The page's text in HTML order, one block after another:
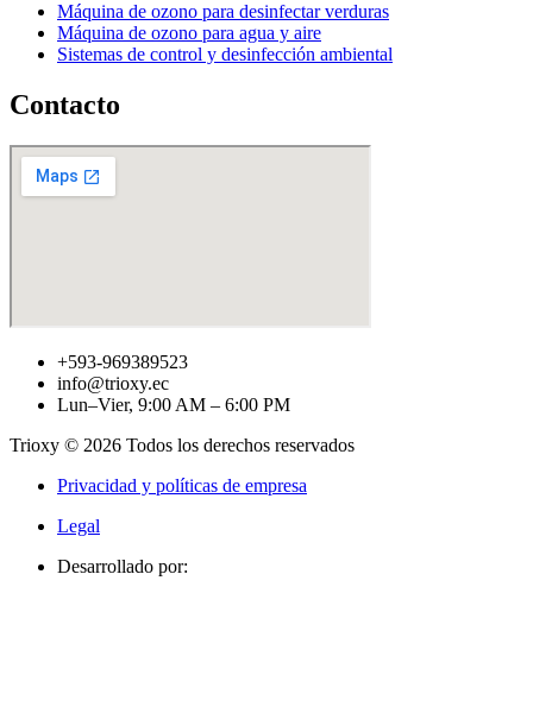
Máquina de ozono para desinfectar verduras
Máquina de ozono para agua y aire
Sistemas de control y desinfección ambiental
Contacto
+593-969389523
info@trioxy.ec
Lun–Vier, 9:00 AM – 6:00 PM
Trioxy © 2026 Todos los derechos reservados
Privacidad y políticas de empresa
Legal
Desarrollado por: